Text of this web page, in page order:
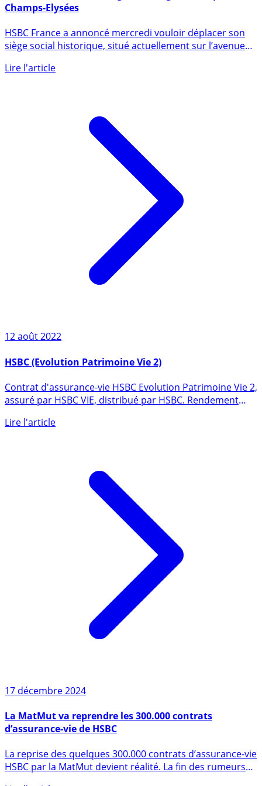
Champs-Elysées
siège social historique, situé actuellement sur l’avenue
12 août 2022
HSBC (Evolution Patrimoine Vie 2)
assuré par HSBC VIE, distribué par HSBC. Rendement
17 décembre 2024
d’assurance-vie de HSBC